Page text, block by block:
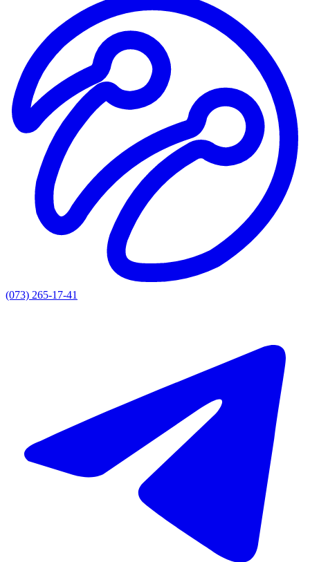
(073) 265-17-41